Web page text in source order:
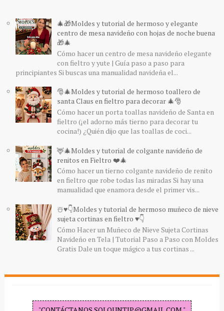
🎄🎁Moldes y tutorial de hermoso y elegante
centro de mesa navideño con hojas de noche buena
🎁🎄
Cómo hacer un centro de mesa navideño elegante
con fieltro y yute | Guía paso a paso para
principiantes Si buscas una manualidad navideña el...
🎅🎄Moldes y tutorial de hermoso toallero de
santa Claus en fieltro para decorar 🎄🎅
Cómo hacer un porta toallas navideño de Santa en
fieltro (¡el adorno más tierno para decorar tu
cocina!) ¿Quién dijo que las toallas de coci...
🦌🎄Moldes y tutorial de colgante navideño de
renitos en Fieltro ❤️🎄
Cómo hacer un tierno colgante navideño de renito
en fieltro que robe todas las miradas Si hay una
manualidad que enamora desde el primer vis...
☃️♥️👇Moldes y tutorial de hermoso muñeco de nieve
sujeta cortinas en fieltro ♥️👇
Cómo Hacer un Muñeco de Nieve Sujeta Cortinas
Navideño en Tela | Tutorial Paso a Paso con Moldes
Gratis Dale un toque mágico a tus cortinas ...